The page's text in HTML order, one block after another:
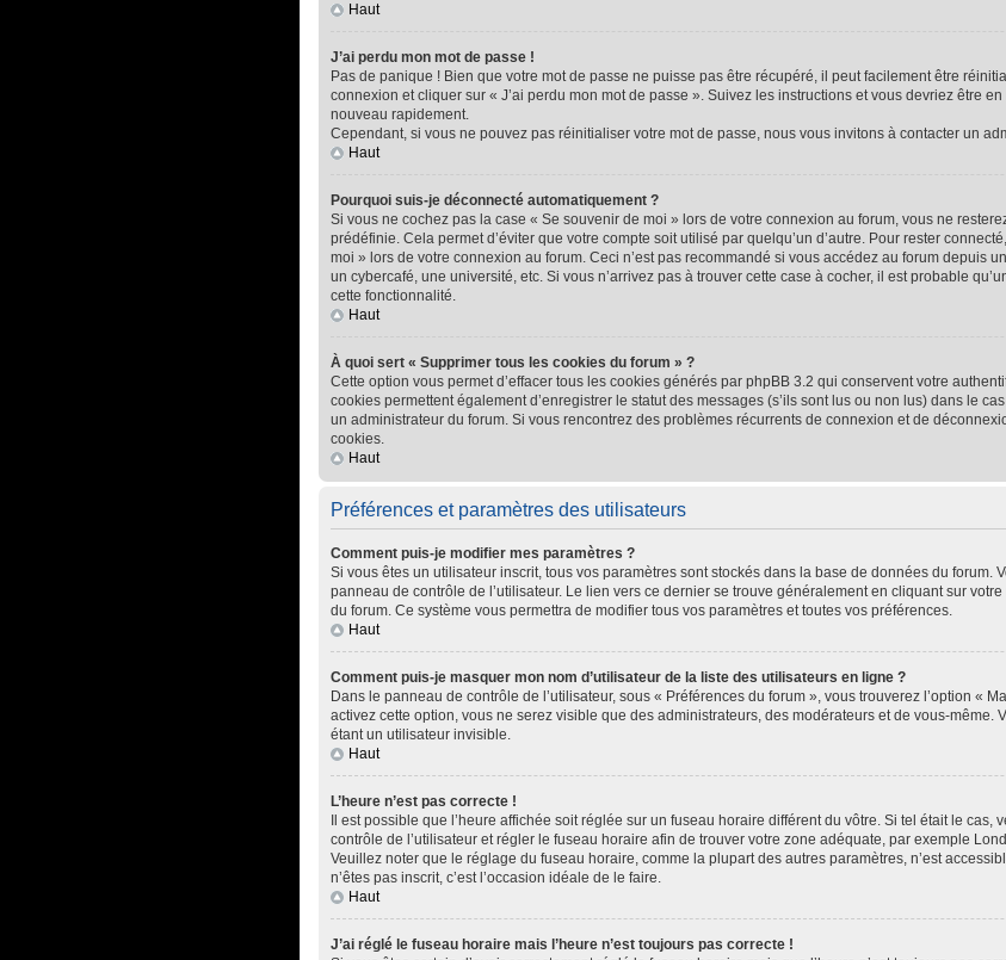
Haut
J’ai perdu mon mot de passe !
Pas de panique ! Bien que votre mot de passe ne puisse pas être récupéré, il peut facilement être
connexion et cliquer sur « J’ai perdu mon mot de passe ». Suivez les instructions et vous devriez être
nouveau rapidement.
Cependant, si vous ne pouvez pas réinitialiser votre mot de passe, nous vous invitons à contacter un
Haut
Pourquoi suis-je déconnecté automatiquement ?
Si vous ne cochez pas la case « Se souvenir de moi » lors de votre connexion au forum, vous ne
prédéfinie. Cela permet d’éviter que votre compte soit utilisé par quelqu’un d’autre. Pour rester
moi » lors de votre connexion au forum. Ceci n’est pas recommandé si vous accédez au forum depuis
un cybercafé, une université, etc. Si vous n’arrivez pas à trouver cette case à cocher, il est probable
cette fonctionnalité.
Haut
À quoi sert « Supprimer tous les cookies du forum » ?
Cette option vous permet d’effacer tous les cookies générés par phpBB 3.2 qui conservent votre
cookies permettent également d’enregistrer le statut des messages (s’ils sont lus ou non lus) dans le
un administrateur du forum. Si vous rencontrez des problèmes récurrents de connexion et de
cookies.
Haut
Préférences et paramètres des utilisateurs
Comment puis-je modifier mes paramètres ?
Si vous êtes un utilisateur inscrit, tous vos paramètres sont stockés dans la base de données du forum.
panneau de contrôle de l’utilisateur. Le lien vers ce dernier se trouve généralement en cliquant sur
du forum. Ce système vous permettra de modifier tous vos paramètres et toutes vos préférences.
Haut
Comment puis-je masquer mon nom d’utilisateur de la liste des utilisateurs en ligne ?
Dans le panneau de contrôle de l’utilisateur, sous « Préférences du forum », vous trouverez l’option «
activez cette option, vous ne serez visible que des administrateurs, des modérateurs et de vous-même.
étant un utilisateur invisible.
Haut
L’heure n’est pas correcte !
Il est possible que l’heure affichée soit réglée sur un fuseau horaire différent du vôtre. Si tel était le
contrôle de l’utilisateur et régler le fuseau horaire afin de trouver votre zone adéquate, par exemple
Veuillez noter que le réglage du fuseau horaire, comme la plupart des autres paramètres, n’est
n’êtes pas inscrit, c’est l’occasion idéale de le faire.
Haut
J’ai réglé le fuseau horaire mais l’heure n’est toujours pas correcte !